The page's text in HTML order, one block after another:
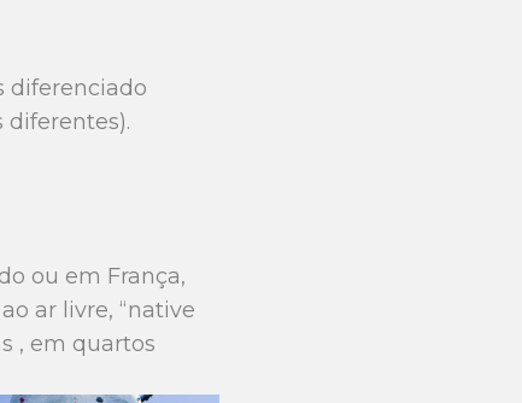
diferenciado
diferentes).
ou em França,
ar livre, “native
, em quartos